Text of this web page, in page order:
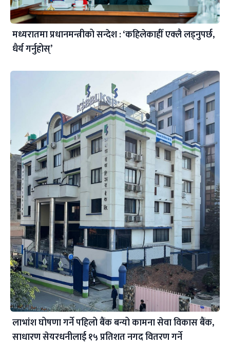
मध्यरातमा प्रधानमन्त्रीको सन्देश : ‘कहिलेकाहीँ एक्लै लड्नुपर्छ,
धैर्य गर्नुहोस्’
लाभांश घोषणा गर्ने पहिलो बैंक बन्यो कामना सेवा विकास बैंक,
साधारण सेयरधनीलाई १५ प्रतिशत नगद वितरण गर्ने